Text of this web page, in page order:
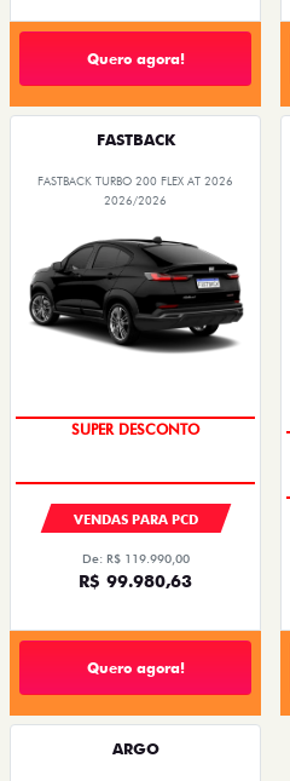
Quero agora!
FASTBACK
FASTBACK TURBO 200 FLEX AT 2026
2026/2026
SUPER DESCONTO
VENDAS PARA PCD
De: R$ 119.990,00
R$ 99.980,63
Quero agora!
ARGO